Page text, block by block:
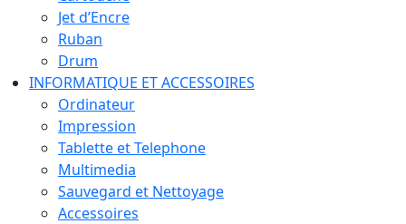
Jet d’Encre
Ruban
Drum
INFORMATIQUE ET ACCESSOIRES
Ordinateur
Impression
Tablette et Telephone
Multimedia
Sauvegard et Nettoyage
Accessoires